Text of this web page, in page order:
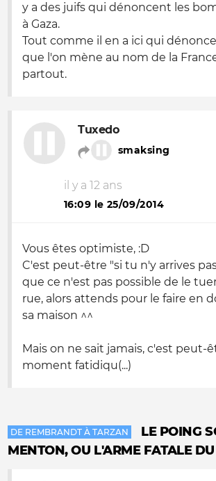
y a des juifs qui dénoncent les
à Gaza.
Tout comme il en a ici qui
que l'on mène au nom de la
partout.
Tuxedo
smaksing
il y a 12 ans
16:09 le 25/09/2014
Vous êtes optimiste, :D
C'est peut-être "si tu n'y arrives
que ce n'est pas possible de le
rue, alors attends pour le faire en
sa maison ^^
Mais on ne sait jamais, c'est peut-
moment fatidiqu(...)
DE REMBRANDT À TARZAN
LE POING
MENTON, OU L'ARME FATALE